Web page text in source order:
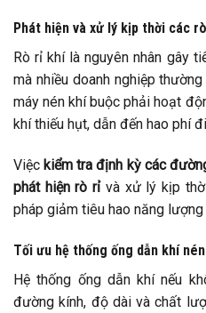
Phát hiện và xử lý kịp thời các
Rò rỉ khí là nguyên nhân gây
mà nhiều doanh nghiệp
máy nén khí buộc phải hoạt
khí thiếu hụt, dẫn đến hao phí
Việc kiểm tra định kỳ các
phát hiện rò rỉvà xử lý kịp
pháp giảm tiêu hao năng lượng
Tối ưu hệ thống ống dẫn khí nén
Hệ thống ống dẫn khí nếu
đường kính, độ dài và chất